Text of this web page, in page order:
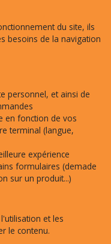
du site, ils
besoins de la navigation
personnel, et ainsi de
en fonction de vos
terminal (langue,
expérience
formulaires (demade
sur un produit...)
et les
le contenu.